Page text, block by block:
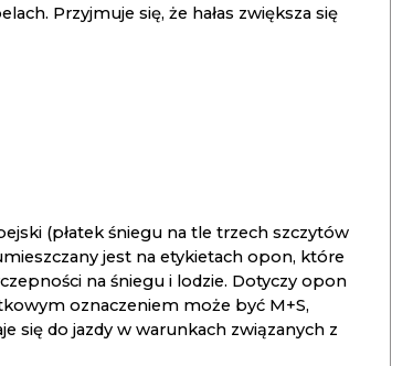
Przyjmuje się, że hałas zwiększa się
(płatek śniegu na tle trzech szczytów
jest na etykietach opon, które
na śniegu i lodzie. Dotyczy opon
oznaczeniem może być M+S,
się do jazdy w warunkach związanych z